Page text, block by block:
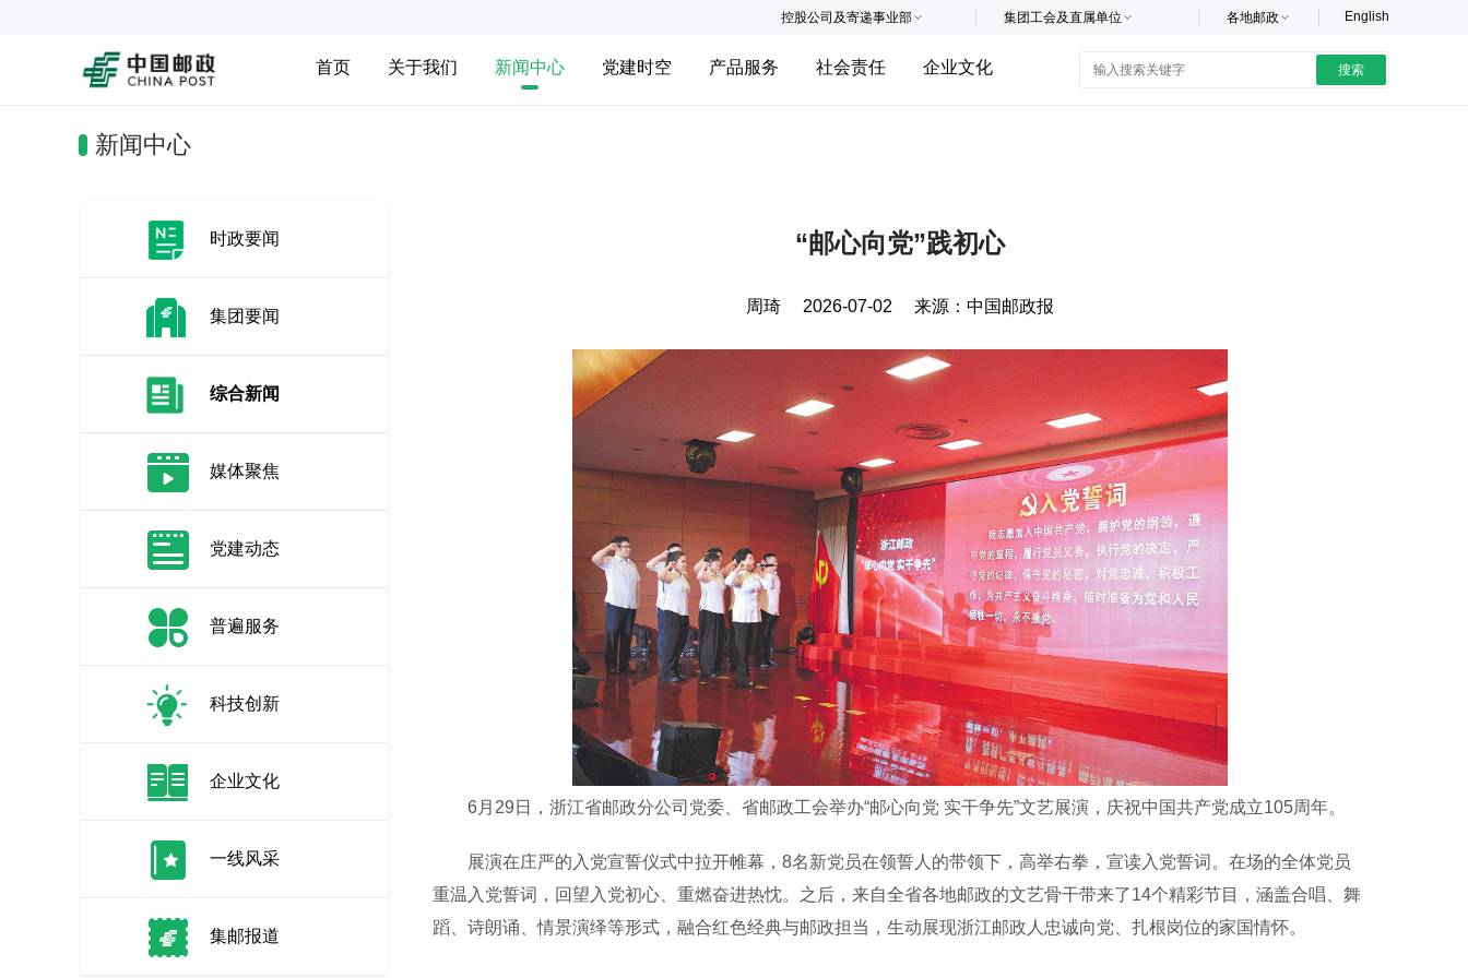
English
各地邮政
集团工会及直属单位
控股公司及寄递事业部
首页 关于我们 新闻中心 党建时空 产品服务 社会责任 企业文化 搜索
新闻中心
时政要闻
集团要闻
综合新闻
媒体聚焦
党建动态
普遍服务
科技创新
企业文化
一线风采
集邮报道
“邮心向党”践初心
周琦 2026-07-02 来源： 中国邮政报
6月29日，浙江省邮政分公司党委、省邮政工会举办“邮心向党 实干争先”文艺展演，庆祝中国共产党成立105周年。
展演在庄严的入党宣誓仪式中拉开帷幕，8名新党员在领誓人的带领下，高举右拳，宣读入党誓词。在场的全体党员
重温入党誓词，回望入党初心、重燃奋进热忱。之后，来自全省各地邮政的文艺骨干带来了14个精彩节目，涵盖合唱、舞
蹈、诗朗诵、情景演绎等形式，融合红色经典与邮政担当，生动展现浙江邮政人忠诚向党、扎根岗位的家国情怀。